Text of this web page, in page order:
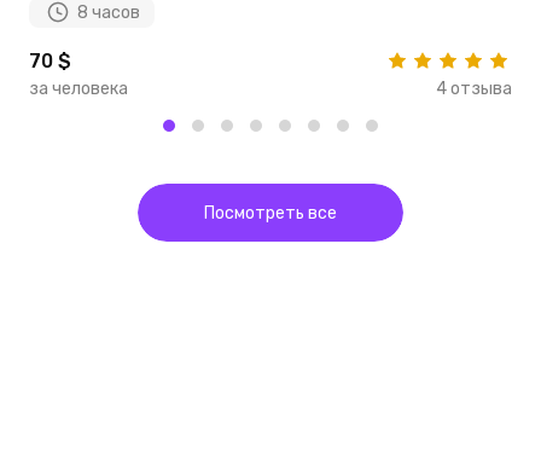
8 часов
70 $
за человека 4 отзыва
Посмотреть все